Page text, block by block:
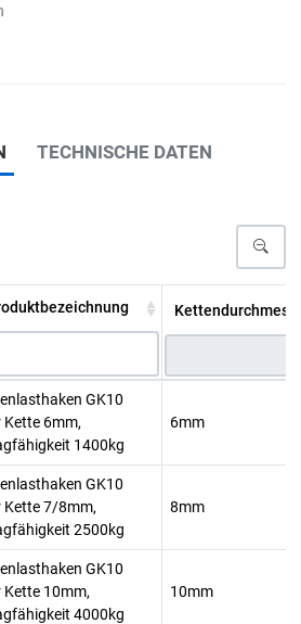
TECHNISCHE DATEN
GK10
Kette 6mm,
1400kg
6mm
GK10
Kette 7/8mm,
2500kg
8mm
GK10
Kette 10mm,
4000kg
10mm